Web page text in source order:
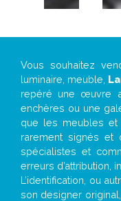
Vous souhaitez
luminaire, meuble,
repéré une œuvre
enchères ou une
que les meubles et
rarement signés et
spécialistes et
erreurs d’attribution,
L’identification, ou
son designer